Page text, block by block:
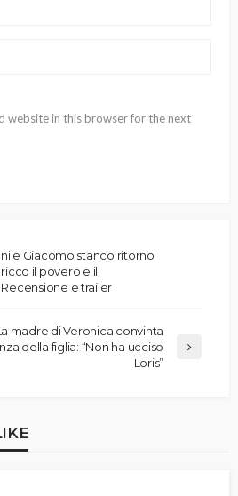
website in this browser for the next
e Giacomo stanco ritorno
il povero e il
e trailer
madre di Veronica convinta
della figlia: “Non ha ucciso
Loris”